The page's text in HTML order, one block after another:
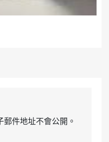
件地址不會公開。